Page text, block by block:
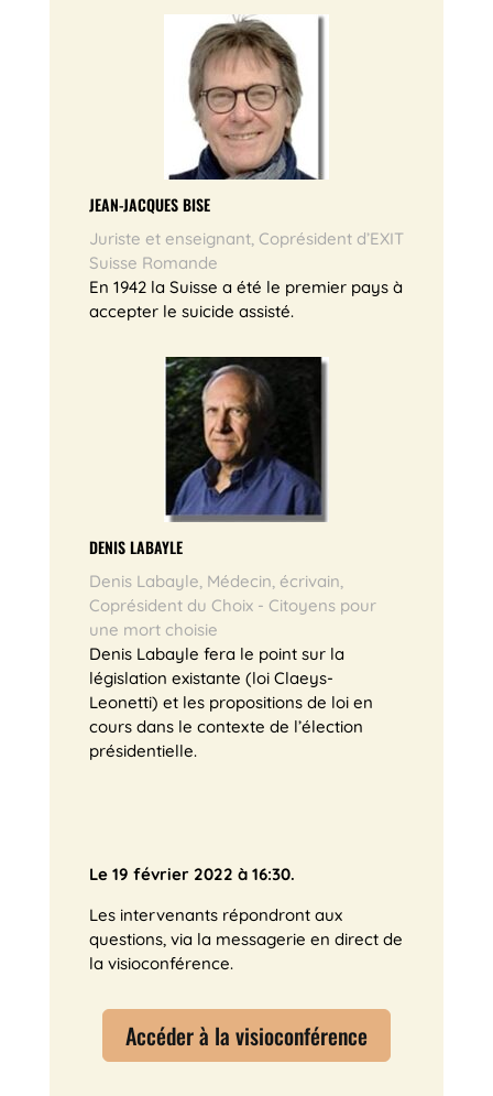
­JEAN-JACQUES BISE
Juriste et enseignant, Coprésident d’EXIT
Suisse Romande
En 1942 la Suisse a été le premier pays à
accepter le suicide assisté.
DENIS LABAYLE
Denis Labayle, Médecin, écrivain,
Coprésident du Choix - Citoyens pour
une mort choisie
Denis Labayle fera le point sur la
législation existante (loi Claeys-
Leonetti) et les propositions de loi en
cours dans le contexte de l’élection
présidentielle.
Le 19 février 2022 à 16:30.
Les intervenants répondront aux
questions, via la messagerie en direct de
la visioconférence.
Accéder à la visioconférence